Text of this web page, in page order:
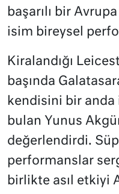
başarılı bir
isim bireysel
Kiralandığı
başında
kendisini bir anda
bulan Yunus
değerlendirdi.
performanslar
birlikte asıl etkiyi